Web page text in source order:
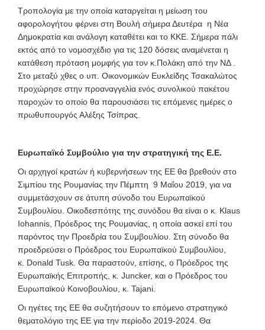
Τροπολογία με την οποία καταργείται η μείωση του
αφορολογήτου φέρνει στη Βουλή σήμερα Δευτέρα η Νέα
Δημοκρατία και ανάλογη καταθέτει και το ΚΚΕ. Σήμερα πάλι
εκτός από το νομοσχέδιο για τις 120 δόσεις αναμένεται η
κατάθεση πρόταση μομφής για τον κ.Πολάκη από την ΝΔ .
Στο μεταξύ χθες ο υπ. Οικονομικών Ευκλείδης Τσακαλώτος
προχώρησε στην προαναγγελία ενός συνολικού πακέτου
παροχών το οποίο θα παρουσιάσει τις επόμενες ημέρες ο
πρωθυπουργός Αλέξης Τσίπρας.
Ευρωπαϊκό Συμβούλιο για την στρατηγική της Ε.Ε.
Οι αρχηγοί κρατών ή κυβερνήσεων της ΕΕ θα βρεθούν στο
Σιμπίου της Ρουμανίας την Πέμπτη 9 Μαΐου 2019, για να
συμμετάσχουν σε άτυπη σύνοδο του Ευρωπαϊκού
Συμβουλίου. Οικοδεσπότης της συνόδου θα είναι ο κ. Klaus
Iohannis, Πρόεδρος της Ρουμανίας, η οποία ασκεί επί του
παρόντος την Προεδρία του Συμβουλίου. Στη σύνοδο θα
προεδρεύσει ο Πρόεδρος του Ευρωπαϊκού Συμβουλίου,
κ. Donald Tusk. Θα παραστούν, επίσης, ο Πρόεδρος της
Ευρωπαϊκής Επιτροπής, κ. Juncker, και ο Πρόεδρος του
Ευρωπαϊκού Κοινοβουλίου, κ. Tajani.
Οι ηγέτες της ΕΕ θα συζητήσουν το επόμενο στρατηγικό
θεματολόγιο της ΕΕ για την περίοδο 2019-2024. Θα